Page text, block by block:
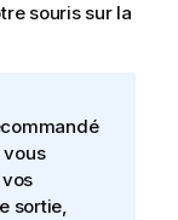
souris sur la
sortie,